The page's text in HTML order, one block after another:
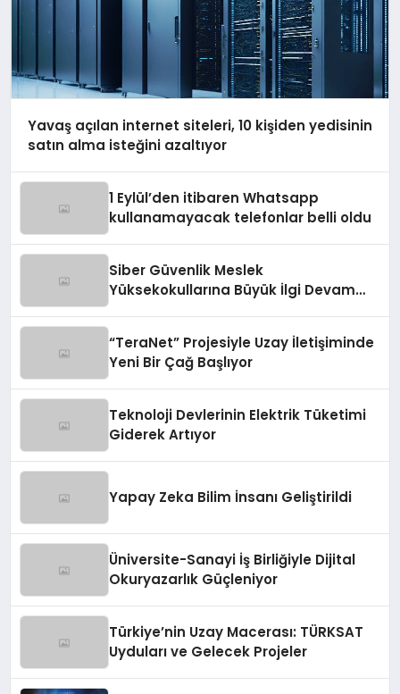
Yavaş açılan internet siteleri, 10 kişiden yedisinin
satın alma isteğini azaltıyor
1 Eylül’den itibaren Whatsapp
kullanamayacak telefonlar belli oldu
Siber Güvenlik Meslek
Yüksekokullarına Büyük İlgi Devam
“TeraNet” Projesiyle Uzay İletişiminde
Yeni Bir Çağ Başlıyor
Teknoloji Devlerinin Elektrik Tüketimi
Giderek Artıyor
Yapay Zeka Bilim İnsanı Geliştirildi
Üniversite-Sanayi İş Birliğiyle Dijital
Okuryazarlık Güçleniyor
Türkiye’nin Uzay Macerası: TÜRKSAT
Uyduları ve Gelecek Projeler